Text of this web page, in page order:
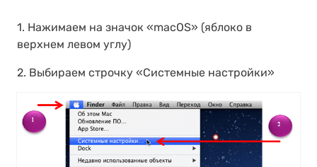
1. Нажимаем на значок «macOS» (яблоко в
верхнем левом углу)
2. Выбираем строчку «Системные настройки»